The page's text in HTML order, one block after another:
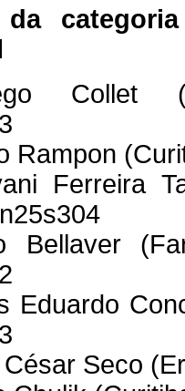
da
Collet
Rampon
Ferreira
Bellaver
Eduardo
César Seco